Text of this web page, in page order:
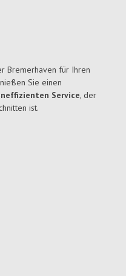
Bremerhaven für Ihren
Sie einen
Service, der
ist.